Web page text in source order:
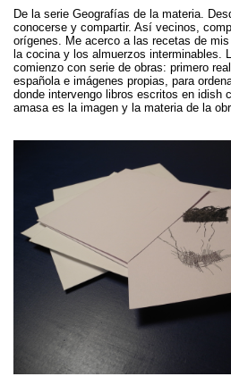
De la serie Geografías de la materia.
conocerse y compartir. Así vecinos,
orígenes. Me acerco a las recetas de
la cocina y los almuerzos interminables.
comienzo con serie de obras: primero
española e imágenes propias, para
donde intervengo libros escritos en idish
amasa es la imagen y la materia de la